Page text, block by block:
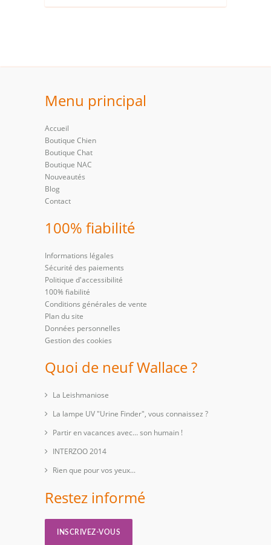
Menu principal
Accueil
Boutique Chien
Boutique Chat
Boutique NAC
Nouveautés
Blog
Contact
100% fiabilité
Informations légales
Sécurité des paiements
Politique d'accessibilité
100% fiabilité
Conditions générales de vente
Plan du site
Données personnelles
Gestion des cookies
Quoi de neuf Wallace ?
La Leishmaniose
La lampe UV "Urine Finder", vous connaissez ?
Partir en vacances avec… son humain !
INTERZOO 2014
Rien que pour vos yeux...
Restez informé
INSCRIVEZ-VOUS